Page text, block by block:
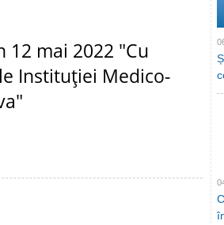
mai 2022 "Cu
Instituţiei Medico-